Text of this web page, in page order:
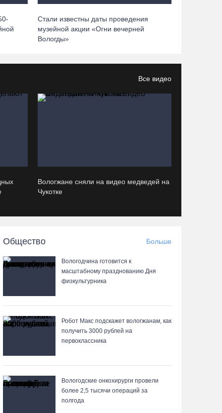
В Череповце госпитализировали пострадавшего
07.08.26 / 13:39
Кириллов станет новой столицей «Серебряного
ожерелья» в свой 250-летний юбилей
Мебель и оборудование закупаются для
Сперовского ФАПа в Вытегорском округе
автобусе
Из-за ремонта путей часть череповецких
трамваев остановят на три дня
Стали известны даты проведения
музейной акции «Огни вечерней
Вологды»
Все видео
Вологжане сняли на видео медведей на
Чукотке
Общество Больше
Вологодчина готовится к
масштабному празднованию Дня
физкультурника
Робот Макс подскажет вологжанам, как
получить 3000 рублей на
первоклассника
Вологодские онкохирурги провели
более 2,5 тыcячи операций за
полгода